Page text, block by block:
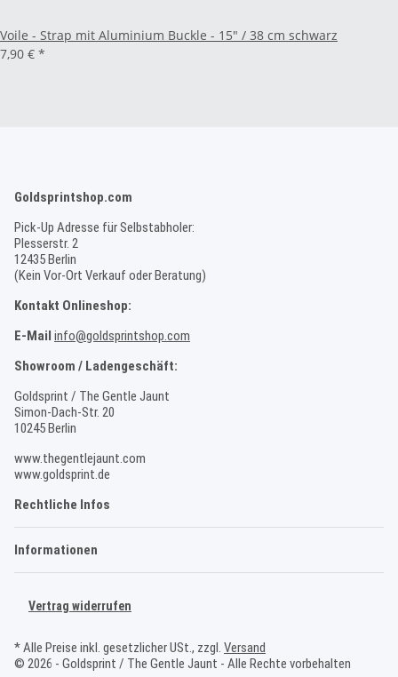
Voile - Strap mit Aluminium Buckle - 15" / 38 cm schwarz
7,90 € *
Goldsprintshop.com
Pick-Up Adresse für Selbstabholer:
Plesserstr. 2
12435 Berlin
(Kein Vor-Ort Verkauf oder Beratung)
Kontakt Onlineshop:
E-Mail info@goldsprintshop.com
Showroom / Ladengeschäft:
Goldsprint / The Gentle Jaunt
Simon-Dach-Str. 20
10245 Berlin
www.thegentlejaunt.com
www.goldsprint.de
Rechtliche Infos
Informationen
Vertrag widerrufen
* Alle Preise inkl. gesetzlicher USt., zzgl. Versand
© 2026 - Goldsprint / The Gentle Jaunt - Alle Rechte vorbehalten